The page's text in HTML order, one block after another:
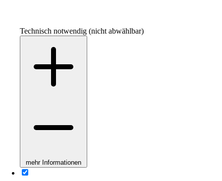
Technisch notwendig (nicht abwählbar)
mehr Informationen